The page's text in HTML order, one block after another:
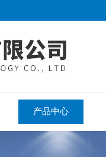
产品中心